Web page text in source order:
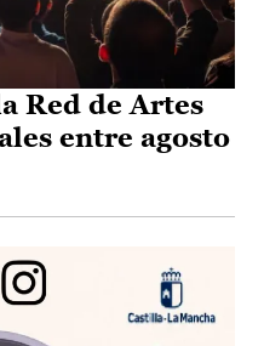
Red de Artes
entre agosto